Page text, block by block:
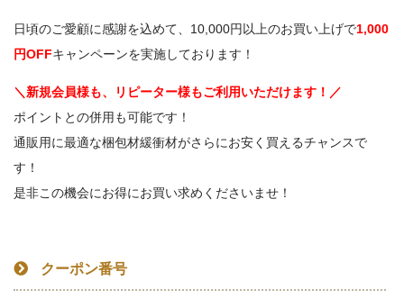
日頃のご愛顧に感謝を込めて、 10,000円以上のお買い上げで1,000
円OFFキャンペーンを実施しております！
＼新規会員様も、リピーター様もご利用いただけます！／
ポイントとの併用も可能です！
通販用に最適な梱包材緩衝材がさらにお安く買えるチャンスで
す！
是非この機会にお得にお買い求めくださいませ！
クーポン番号